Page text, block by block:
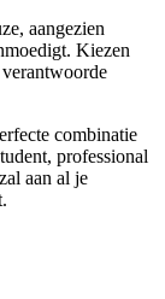
aangezien
Kiezen
combinatie
professional
aan al je